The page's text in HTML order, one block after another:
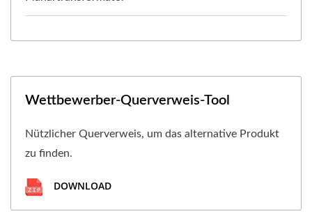
Wettbewerber-Querverweis-Tool
Nützlicher Querverweis, um das alternative Produkt
zu finden.
DOWNLOAD